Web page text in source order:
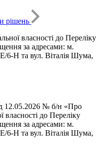
рішень
власності до Переліку
за адресами: м.
6-Н та вул. Віталія Шума,
12.05.2026 № б/н «Про
власності до Переліку
за адресами: м.
6-Н та вул. Віталія Шума,